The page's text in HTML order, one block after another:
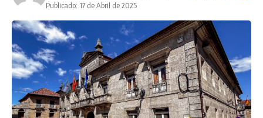
Publicado: 17 de Abril de 2025